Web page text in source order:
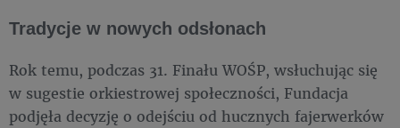
Tradycje w nowych odsłonach
Rok temu, podczas 31. Finału WOŚP, wsłuchując się
w sugestie orkiestrowej społeczności, Fundacja
podjęła decyzję o odejściu od hucznych fajerwerków